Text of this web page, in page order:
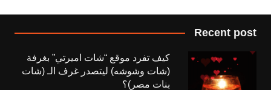
Recent post
كيف تفرد موقع “شات اميرتي” بغرفة
(شات وشوشه) ليتصدر غرف الـ (شات
بنات مصر)؟